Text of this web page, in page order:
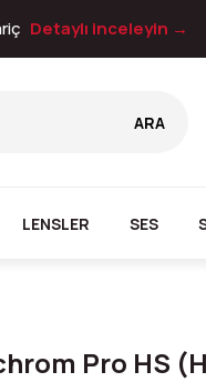
Detaylı inceleyin →
ARA
LENSLER SES
Pro HS